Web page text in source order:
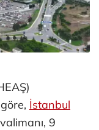
İstanbul
9